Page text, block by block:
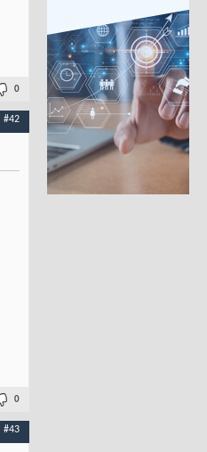
0
#42
0
#43